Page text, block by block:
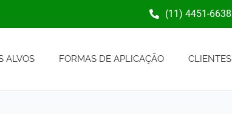
(11) 4451-6638
ALVOS FORMAS DE APLICAÇÃO CLIENTES